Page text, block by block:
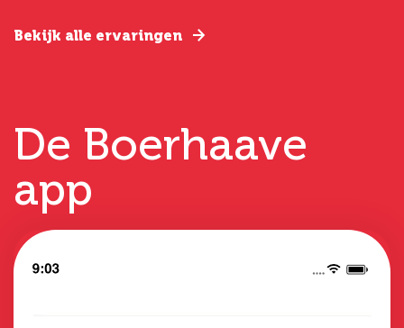
Bekijk alle ervaringen
De Boerhaave
app